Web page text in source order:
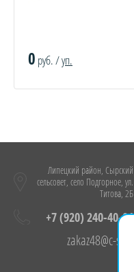
0 руб. /уп.
Липецкий район, Сырский
сельсовет, село Подгорное, ул.
Титова, 2Б
+7 (920) 240-40-04
zakaz48@c-s.su